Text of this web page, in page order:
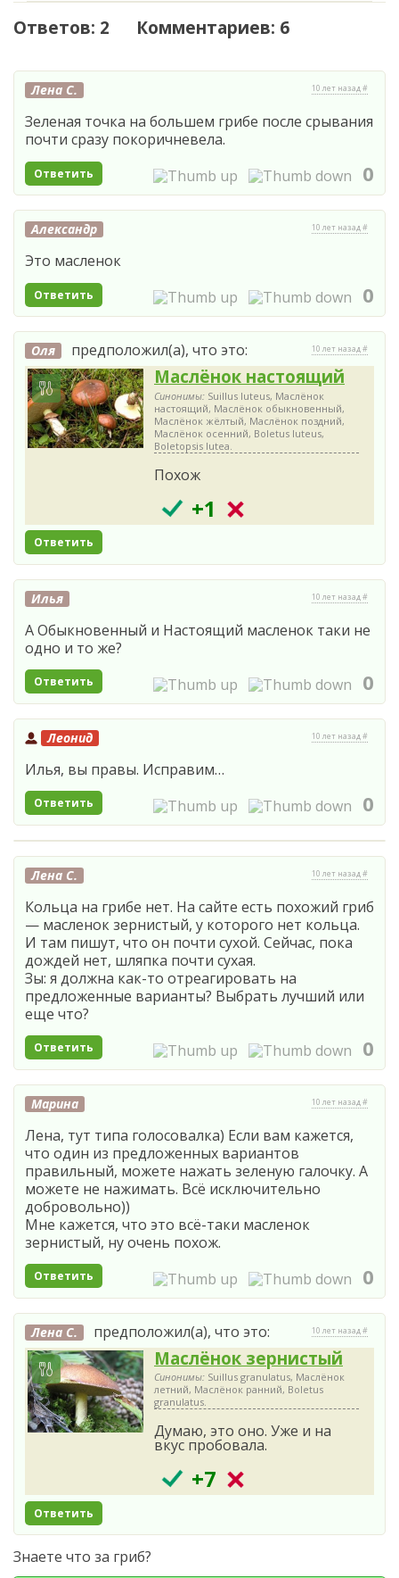
Ответов: 2 Комментариев: 6
Лена С. 10 лет назад #
Зеленая точка на большем грибе после срывания
почти сразу покоричневела.
Ответить 0
Александр 10 лет назад #
Это масленок
Ответить 0
Оля предположил(а), что это: 10 лет назад #
Маслёнок настоящий
Синонимы: Suillus luteus, Маслёнок
настоящий, Маслёнок обыкновенный,
Маслёнок жёлтый, Маслёнок поздний,
Маслёнок осенний, Boletus luteus,
Boletopsis lutea.
Похож
+1
Ответить
Илья 10 лет назад #
А Обыкновенный и Настоящий масленок таки не
одно и то же?
Ответить 0
Леонид 10 лет назад #
Илья, вы правы. Исправим…
Ответить 0
Лена С. 10 лет назад #
Кольца на грибе нет. На сайте есть похожий гриб
— масленок зернистый, у которого нет кольца.
И там пишут, что он почти сухой. Сейчас, пока
дождей нет, шляпка почти сухая.
Зы: я должна как-то отреагировать на
предложенные варианты? Выбрать лучший или
еще что?
Ответить 0
Марина 10 лет назад #
Лена, тут типа голосовалка) Если вам кажется,
что один из предложенных вариантов
правильный, можете нажать зеленую галочку. А
можете не нажимать. Всё исключительно
добровольно))
Мне кажется, что это всё-таки масленок
зернистый, ну очень похож.
Ответить 0
Лена С. предположил(а), что это: 10 лет назад #
Маслёнок зернистый
Синонимы: Suillus granulatus, Маслёнок
летний, Маслёнок ранний, Boletus
granulatus.
Думаю, это оно. Уже и на
вкус пробовала.
+7
Ответить
Знаете что за гриб?